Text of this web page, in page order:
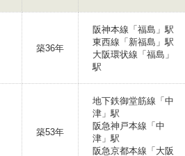
築36年
阪神本線「福島」駅
東西線「新福島」駅
大阪環状線「福島」
駅
築53年
地下鉄御堂筋線「中
津」駅
阪急神戸本線「中
津」駅
阪急京都本線「大阪